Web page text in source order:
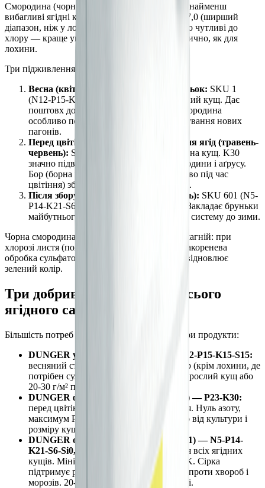
Смородина (чорна, червона, біла) та аґрус — найменш
вибагливі ягідні кущі. Оптимальний pH: 6,0-7,0 (ширший
діапазон, ніж у лохини чи полуниці). Помірно чутливі до
хлору — краще уникати KCl, але не так критично, як для
лохини.
Три підживлення смородини і аґрусу:
Весна (квітень), при розпусканні бруньок: SKU 1
(N12-P15-K15-S15) — 30-40 г на дорослий кущ. Дає
поштовх до росту після зими. Чорна смородина
особливо потребує N навесні для формування нових
пагонів.
Перед цвітінням — початок наливання ягід (травень-
червень): SKU 19 (P23-K30) — 20-25 г на кущ. K30
значно підвищує цукристість ягід смородини і аґрусу.
Бор (борна кислота 1 г/10 л, позакоренево під час
цвітіння) збільшує кількість ягід у гроні.
Після збору врожаю (серпень-вересень): SKU 601 (N5-
P14-K21-S6-Si0,3%) — 20-25 г на кущ. Закладає бруньки
майбутнього сезону і зміцнює коренево систему до зими.
Чорна смородина особливо добре реагує на магній: при
хлорозі листя (пожовтіння між жилками) позакоренева
обробка сульфатом магнію 20 г/10 л швидко відновлює
зелений колір.
Три добрива DÜNGER для всього
ягідного саду
Більшість потреб ягідного саду закривають три продукти:
DUNGER універсальне (SKU 1) — N12-P15-K15-S15:
весняний старт для всіх ягідних культур (крім лохини, де
потрібен сульфат амонію). 30-40 г на дорослий кущ або
20-30 г/м² під кущами.
DUNGER фосфорно-калійне (SKU 19) — P23-K30:
перед цвітінням і під час плодоношення. Нуль азоту,
максимум P і K. 15-25 г на кущ залежно від культури і
розміру куща.
DUNGER осіннє комплексне (SKU 601) — N5-P14-
K21-S6-Si0,3%:
після збору врожаю для всіх ягідних
кущів. Мінімальний N, максимальний K. Сірка
підтримує pH. Si зміцнює кору пагонів проти хвороб і
морозів. 20-25 г на кущ у серпні-вересні.